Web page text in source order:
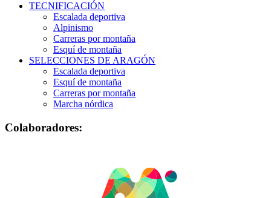
TECNIFICACIÓN
Escalada deportiva
Alpinismo
Carreras por montaña
Esquí de montaña
SELECCIONES DE ARAGÓN
Escalada deportiva
Esquí de montaña
Carreras por montaña
Marcha nórdica
Colaboradores: